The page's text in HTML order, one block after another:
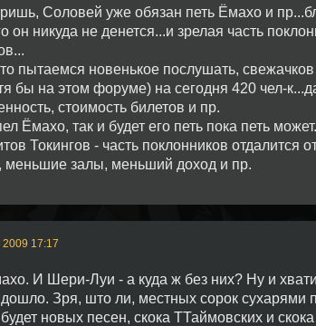
Соловей уже обязан петь Ёмахо и
он никуда не денется...и зрелая часть
пытаемся новенькое послушать,
бы на этом форуме) на сегодня 420 чел-
стоимость билетов и пр.
Ёмахо, так и будет его петь пока петь
Токингов - часть поклонников отдалится
меньшие залы, меньший доход и пр.
2009 17:17
И Шери-Луи - а куда ж без них? Ну и
дошло. Зря, што ли, местных сорок сухарями
новых песен, скока ТТаймовских и